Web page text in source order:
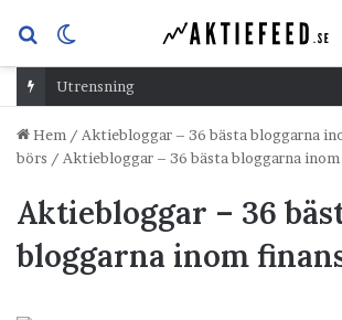
Sök
efterskin
Utrensning
Hem / Aktiebloggar – 36 bästa bloggarna
börs / Aktiebloggar – 36 bästa bloggarna
Aktiebloggar – 36
bloggarna inom